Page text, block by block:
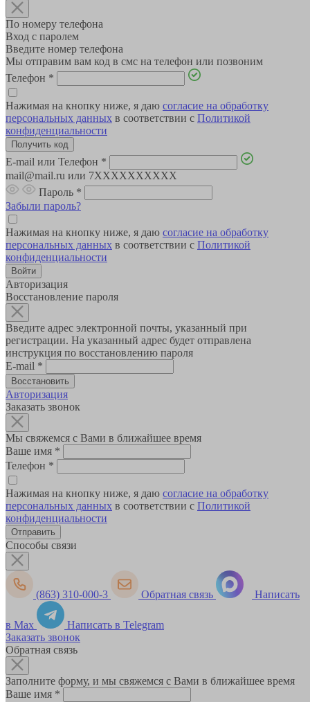
По номеру телефона
Вход с паролем
Введите номер телефона
Мы отправим вам код в смс на телефон или позвоним
Телефон *
Нажимая на кнопку ниже, я даю согласие на обработку
персональных данных в соответствии с Политикой
конфиденциальности
E-mail или Телефон *
mail@mail.ru или 7XXXXXXXXXX
Пароль *
Забыли пароль?
Нажимая на кнопку ниже, я даю согласие на обработку
персональных данных в соответствии с Политикой
конфиденциальности
Авторизация
Восстановление пароля
Введите адрес электронной почты, указанный при
регистрации. На указанный адрес будет отправлена
инструкция по восстановлению пароля
E-mail *
Авторизация
Заказать звонок
Мы свяжемся с Вами в ближайшее время
Ваше имя *
Телефон *
Нажимая на кнопку ниже, я даю согласие на обработку
персональных данных в соответствии с Политикой
конфиденциальности
Способы связи
(863) 310-000-3 Обратная связь Написать
в Max
Написать в Telegram
Заказать звонок
Обратная связь
Заполните форму, и мы свяжемся с Вами в ближайшее время
Ваше имя *